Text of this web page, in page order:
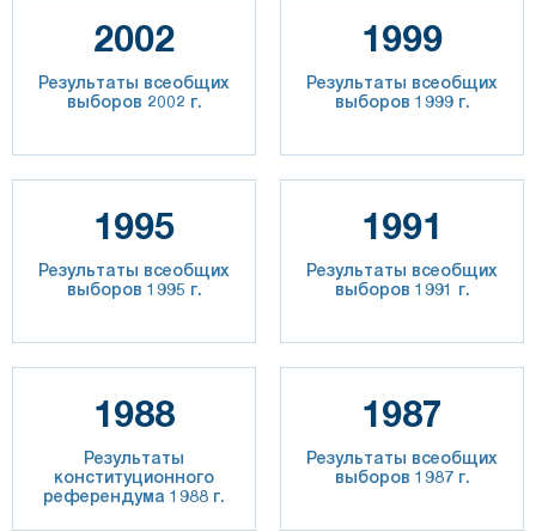
2002
Результаты всеобщих
выборов 2002 г.
1999
Результаты всеобщих
выборов 1999 г.
1995
Результаты всеобщих
выборов 1995 г.
1991
Результаты всеобщих
выборов 1991 г.
1988
Результаты
конституционного
референдума 1988 г.
1987
Результаты всеобщих
выборов 1987 г.